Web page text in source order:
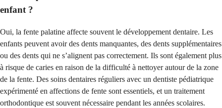
enfant ?
Oui, la fente palatine affecte souvent le développement dentaire. Les
enfants peuvent avoir des dents manquantes, des dents supplémentaires
ou des dents qui ne s’alignent pas correctement. Ils sont également plus
à risque de caries en raison de la difficulté à nettoyer autour de la zone
de la fente. Des soins dentaires réguliers avec un dentiste pédiatrique
expérimenté en affections de fente sont essentiels, et un traitement
orthodontique est souvent nécessaire pendant les années scolaires.